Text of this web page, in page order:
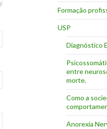
Formação
USP
Diagnóstico
entre
morte.
Como a
Anorexia